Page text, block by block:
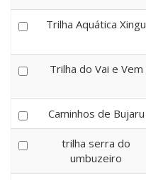
Trilha Aquática Xingu
Trilha do Vai e Vem
Caminhos de Bujaru
trilha serra do
umbuzeiro